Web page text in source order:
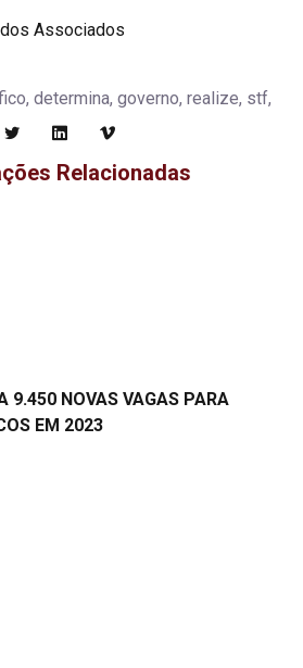
Associados
determina, governo, realize, stf,
Relacionadas
9.450 NOVAS VAGAS PARA
EM 2023